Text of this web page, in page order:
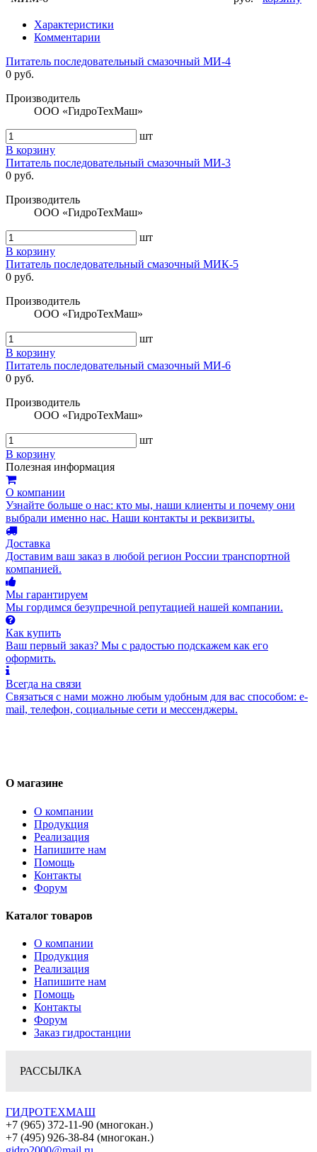
Характеристики
Комментарии
Питатель последовательный смазочный МИ-4
0 руб.
Производитель
ООО «ГидроТехМаш»
шт
В корзину
Питатель последовательный смазочный МИ-3
0 руб.
Производитель
ООО «ГидроТехМаш»
шт
В корзину
Питатель последовательный смазочный МИК-5
0 руб.
Производитель
ООО «ГидроТехМаш»
шт
В корзину
Питатель последовательный смазочный МИ-6
0 руб.
Производитель
ООО «ГидроТехМаш»
шт
В корзину
Полезная информация
О компании
Узнайте больше о нас: кто мы, наши клиенты и почему они
выбрали именно нас. Наши контакты и реквизиты.
Доставка
Доставим ваш заказ в любой регион России транспортной
компанией.
Мы гарантируем
Мы гордимся безупречной репутацией нашей компании.
Как купить
Ваш первый заказ? Мы с радостью подскажем как его
оформить.
Всегда на связи
Связаться с нами можно любым удобным для вас способом: e-
mail, телефон, социальные сети и мессенджеры.
О магазине
О компании
Продукция
Реализация
Напишите нам
Помощь
Контакты
Форум
Каталог товаров
О компании
Продукция
Реализация
Напишите нам
Помощь
Контакты
Форум
Заказ гидростанции
РАССЫЛКА
ГИДРОТЕХМАШ
+7 (965) 372-11-90 (многокан.)
+7 (495) 926-38-84 (многокан.)